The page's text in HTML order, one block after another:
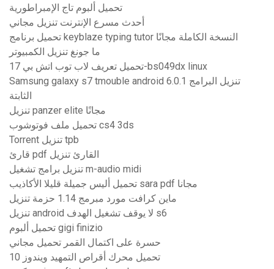
تحميل ألبوم تاج الإمبراطورية
أحدث مسرع الإنترنت تنزيل مجاني
تحميل برنامج keyblaze typing tutor النسخة الكاملة مجانًا
ما جونغ تنزيل الكمبيوتر
تحميل تعريف لاب توب اتش بي 17-bs049dx linux
Samsung galaxy s7 tmouble android 6.0.1 تنزيل البرامج
الثابتة
تنزيل panzer elite مجانًا
تحميل ملف فوتوشوب cs4 3ds
Torrent تنزيل tpb
قارئ pdf القارئ تنزيل
تنزيل برامج تشغيل m-audio midi
تحميل أليس جميلة قليلا الأكاذيب sara pdf مجانا
ماين كرافت مورد مبرمج 1.14 حزمة تنزيل
تنزيل android لا يوقف تشغيل الهدف s6
تحميل ألبوم gigi finizio
حسرة على اكتمال القمر تحميل مجاني
تحميل محرك أقراص التمهيد ويندوز 10